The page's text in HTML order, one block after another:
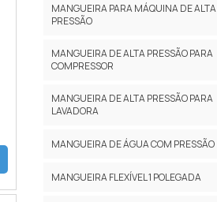
MANGUEIRA PARA MÁQUINA DE ALTA
PRESSÃO
MANGUEIRA DE ALTA PRESSÃO PARA
COMPRESSOR
MANGUEIRA DE ALTA PRESSÃO PARA
LAVADORA
MANGUEIRA DE ÁGUA COM PRESSÃO
MANGUEIRA FLEXÍVEL 1 POLEGADA